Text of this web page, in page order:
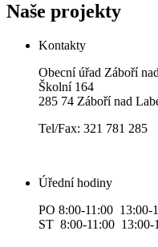
Naše projekty
Kontakty
Obecní úřad Záboří
Školní 164
285 74 Záboří nad
Tel/Fax: 321 781 285
Úřední hodiny
PO 8:00-11:00 13:00-
ST 8:00-11:00 13:00-